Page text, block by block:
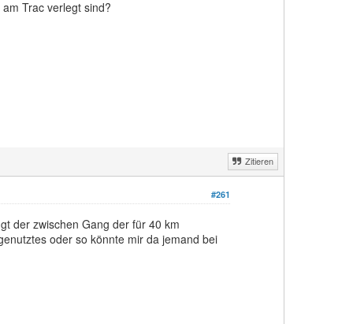
Trac verlegt sind?
Zitieren
#261
der zwischen Gang der für 40 km
oder so könnte mir da jemand bei